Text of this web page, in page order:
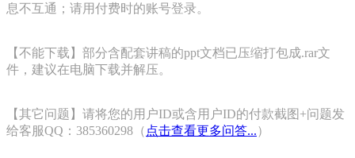
息不互通；请用付费时的账号登录。
【不能下载】部分含配套讲稿的ppt文档已压缩打包成.rar文
件，建议在电脑下载并解压。
【其它问题】请将您的用户ID或含用户ID的付款截图+问题发
给客服QQ：385360298（ 点击查看更多问答...）